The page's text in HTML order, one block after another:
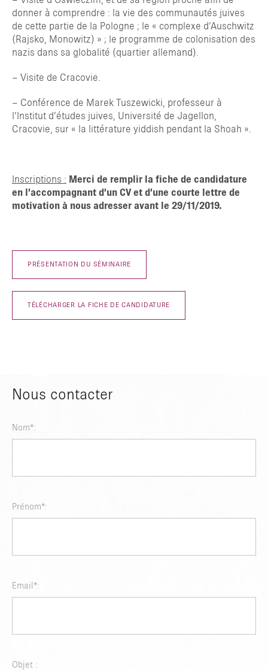
donner à comprendre : la vie des communautés juives
de cette partie de la Pologne ; le « complexe d’Auschwitz
(Rajsko, Monowitz) » ; le programme de colonisation des
nazis dans sa globalité (quartier allemand).
– Visite de Cracovie.
– Conférence de Marek Tuszewicki, professeur à
l’Institut d’études juives, Université de Jagellon,
Cracovie, sur « la littérature yiddish pendant la Shoah ».
Inscriptions : Merci de remplir la fiche de candidature
en l’accompagnant d’un CV et d’une courte lettre de
motivation à nous adresser avant le 29/11/2019.
PRÉSENTATION DU SÉMINAIRE
TÉLÉCHARGER LA FICHE DE CANDIDATURE
Nous contacter
Nom*:
Prénom*:
Email *:
Objet :